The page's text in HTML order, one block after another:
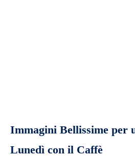
Immagini Bellissime per
Lunedì con il Caffè